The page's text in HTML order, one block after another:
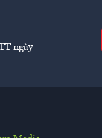
ngày